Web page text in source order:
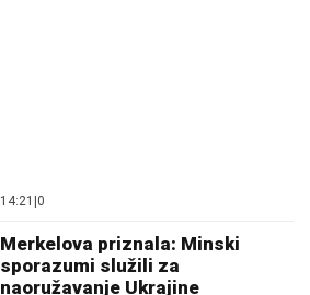
14:21 |0
Merkelova priznala: Minski
sporazumi služili za
naoružavanje Ukrajine